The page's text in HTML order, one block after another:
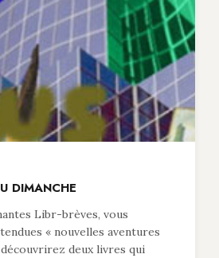
DIMANCHE
Libr-brèves, vous
« nouvelles aventures
découvrirez deux livres qui